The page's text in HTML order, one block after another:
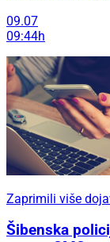
09.07
09:44h
Zaprimili više
Šibenska